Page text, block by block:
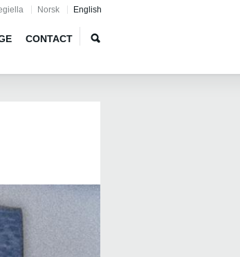
Norsk English
CONTACT